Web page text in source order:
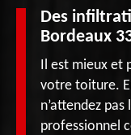
Des
Bordeaux
Il est mieux et
votre toiture.
n’attendez
professionnel